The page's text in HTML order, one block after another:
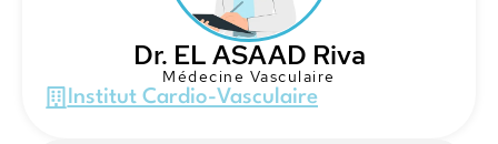
Dr. EL ASAAD Riva
Médecine Vasculaire
Institut Cardio-Vasculaire